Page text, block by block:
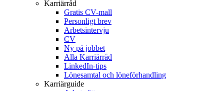
Karriärråd
Gratis CV-mall
Personligt brev
Arbetsintervju
CV
Ny på jobbet
Alla Karriärråd
LinkedIn-tips
Lönesamtal och löneförhandling
Karriärguide